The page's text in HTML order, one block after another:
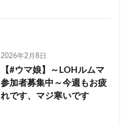
2026年2月8日
【#ウマ娘】～LOHルムマ
参加者募集中～今週もお疲
れです、マジ寒いです